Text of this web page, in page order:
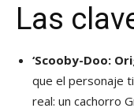
Las
‘Scooby-Doo:
que el personaje
real: un cachorro